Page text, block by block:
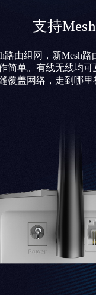
支持
路由组网，新Mesh
简单。有线无线均
覆盖网络，走到哪里